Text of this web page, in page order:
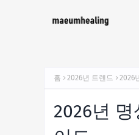
홈 2026년 트렌드 2026
2026년